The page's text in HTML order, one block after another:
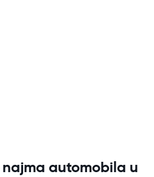
automobila u